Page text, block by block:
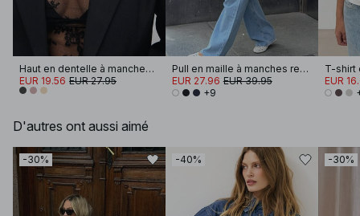
Haut en dentelle à manches longues
EUR 19.56 EUR 27.95
Pull en maille à manches retroussées
EUR 27.96 EUR 39.95
+9
T-shirt
EUR
D'autres ont aussi aimé
-30% -40% -30%